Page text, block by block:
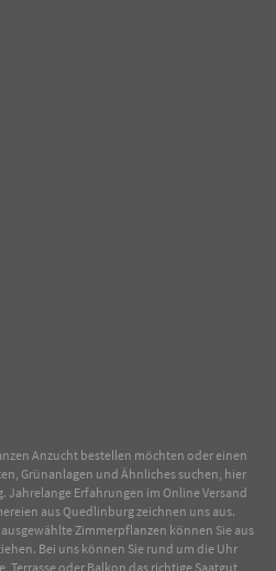
Anzucht bestellen möchten oder einen
Grünanlagen und Ähnliches suchen, hier
Jahrelange Erfahrungen im OnlineVersand
aus Quedlinburg zeichnen uns aus.
Zimmerpflanzen können Sie aus
Bei uns können Sie rund um die Uhr
Terrasse oder Balkon das richtige Saatgut